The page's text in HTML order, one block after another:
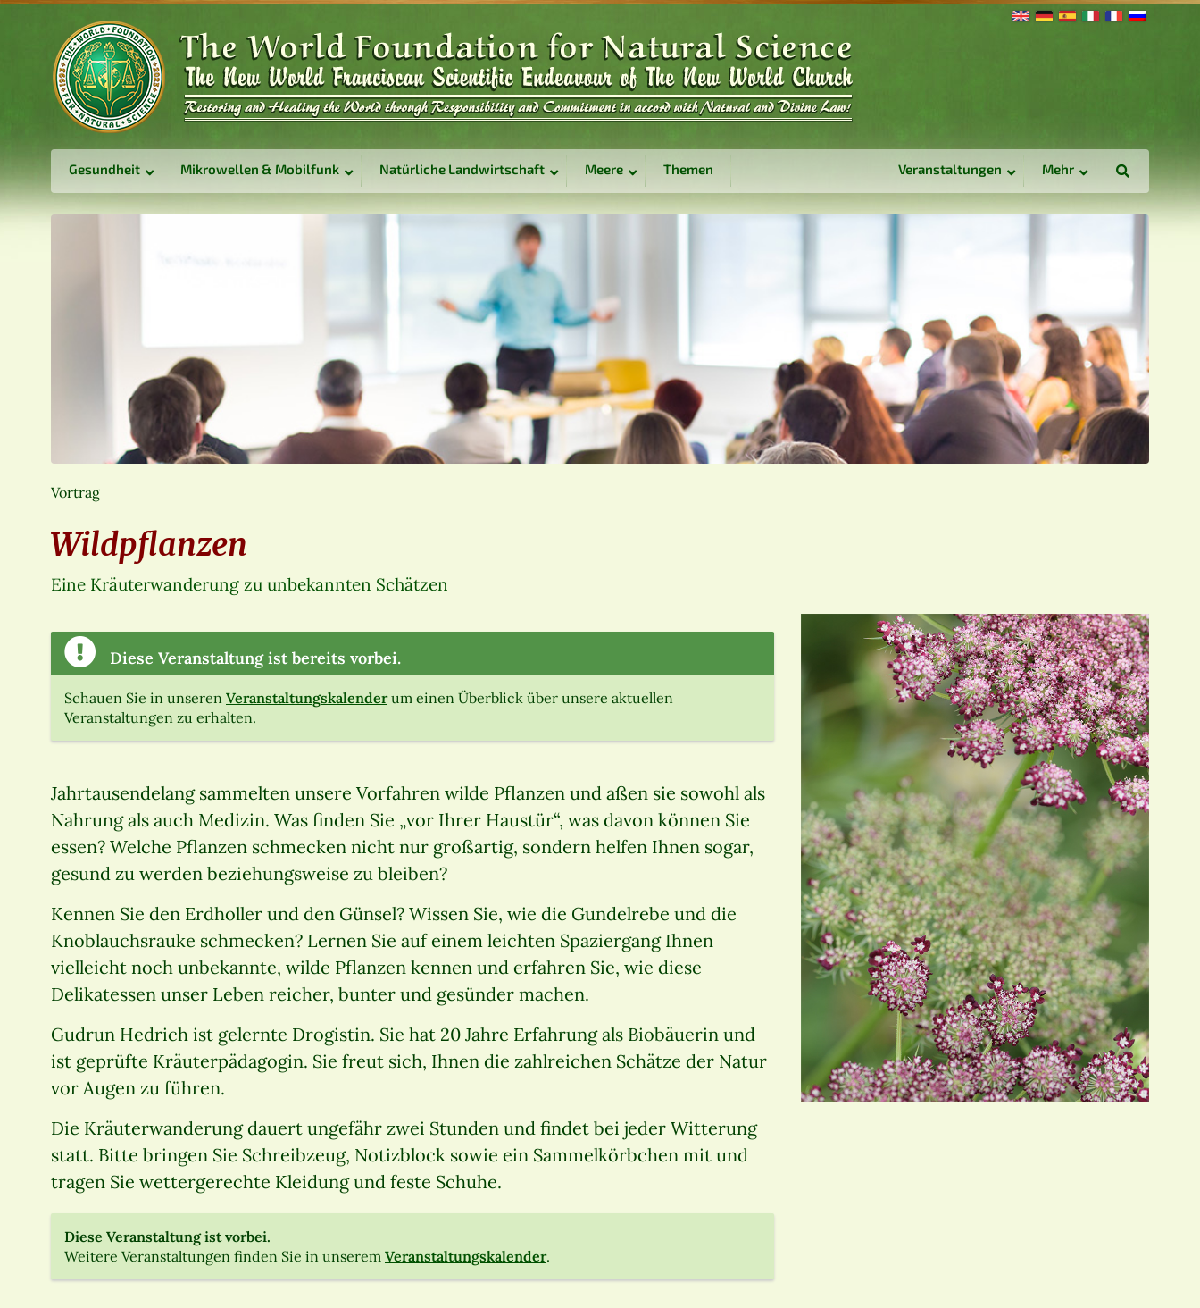
Gesundheit Mikrowellen & Mobilfunk Natürliche Landwirtschaft Meere Themen Veranstaltungen Mehr
Vortrag
Wildpflanzen
Eine Kräuterwanderung zu unbekannten Schätzen
Diese Veranstaltung ist bereits vorbei.
Schauen Sie in unseren Veranstaltungskalenderum einen Überblick über unsere aktuellen
Veranstaltungen zu erhalten.
Jahrtausendelang sammelten unsere Vorfahren wilde Pflanzen und aßen sie sowohl als
Nahrung als auch Medizin. Was finden Sie „vor Ihrer Haustür“, was davon können Sie
essen? Welche Pflanzen schmecken nicht nur großartig, sondern helfen Ihnen sogar,
gesund zu werden beziehungsweise zu bleiben?
Kennen Sie den Erdholler und den Günsel? Wissen Sie, wie die Gundelrebe und die
Knoblauchsrauke schmecken? Lernen Sie auf einem leichten Spaziergang Ihnen
vielleicht noch unbekannte, wilde Pflanzen kennen und erfahren Sie, wie diese
Delikatessen unser Leben reicher, bunter und gesünder machen.
Gudrun Hedrich ist gelernte Drogistin. Sie hat 20 Jahre Erfahrung als Biobäuerin und
ist geprüfte Kräuterpädagogin. Sie freut sich, Ihnen die zahlreichen Schätze der Natur
vor Augen zu führen.
Die Kräuterwanderung dauert ungefähr zwei Stunden und findet bei jeder Witterung
statt. Bitte bringen Sie Schreibzeug, Notizblock sowie ein Sammelkörbchen mit und
tragen Sie wettergerechte Kleidung und feste Schuhe.
Diese Veranstaltung ist vorbei.
Weitere Veranstaltungen finden Sie in unserem Veranstaltungskalender.